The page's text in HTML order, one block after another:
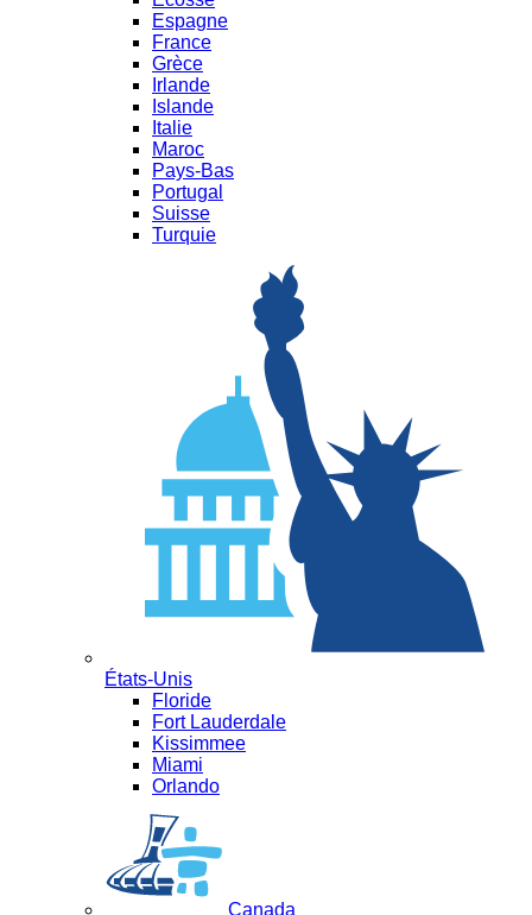
Espagne
France
Grèce
Irlande
Islande
Italie
Maroc
Pays-Bas
Portugal
Suisse
Turquie
États-Unis
Floride
Fort Lauderdale
Kissimmee
Miami
Orlando
Canada